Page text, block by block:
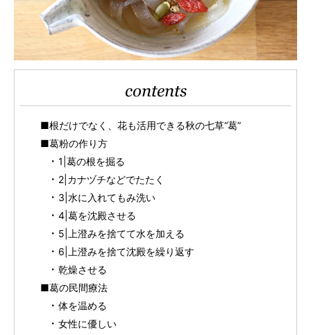
contents
■根だけでなく、花も活用できる秋の七草“葛”
■葛粉の作り方
1|葛の根を掘る
2|カナヅチなどでたたく
3|水に入れてもみ洗い
4|葛を沈殿させる
5|上澄みを捨てて水を加える
6|上澄みを捨て沈殿を繰り返す
乾燥させる
■葛の民間療法
体を温める
女性に優しい